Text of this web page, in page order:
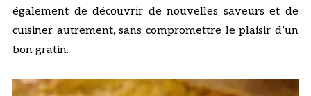
également de découvrir de nouvelles saveurs et de
cuisiner autrement, sans compromettre le plaisir d’un
bon gratin.